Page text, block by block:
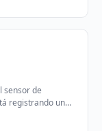
sensor de
registrando un